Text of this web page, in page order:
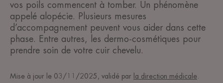
vos poils commencent à tomber. Un phénomène
appelé alopécie. Plusieurs mesures
d’accompagnement peuvent vous aider dans cette
phase. Entre autres, les dermo-cosmétiques pour
prendre soin de votre cuir chevelu.
Mise à jour le 03/11/2025 , validé par la direction médicale